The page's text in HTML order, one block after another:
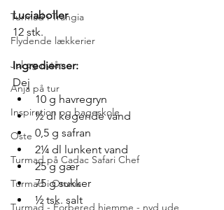
Turmad i Trangia
Flydende lækkerier
Jul og nytår
Anja på tur
Inspiration og bageskole
Oste
Turmad på Cadac Safari Chef
Turmad i Omnia
Turmad - Forbered hjemme - nyd ude
Luciaboller
12 stk.
Ingredienser:
Dej
10 g havregryn
½ dl kogende vand
0,5 g safran
2¼ dl lunkent vand
25 g gær
75 g sukker
½ tsk. salt